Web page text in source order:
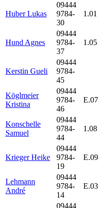
Huber Lukas
09444
9784-
30
1.01
Hund Agnes
09444
9784-
37
1.05
Kerstin Gueli
09444
9784-
45
Köglmeier
Kristina
09444
9784-
46
E.07
Konschelle
Samuel
09444
9784-
44
1.08
Krieger Heike
09444
9784-
19
E.09
Lehmann
André
09444
9784-
14
E.03
09444